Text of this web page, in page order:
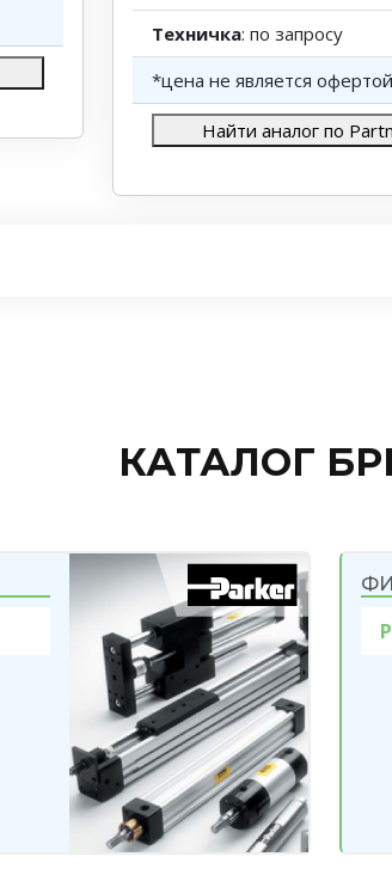
Техничка: по запросу
*цена не является
Найти аналог по
КАТАЛОГ